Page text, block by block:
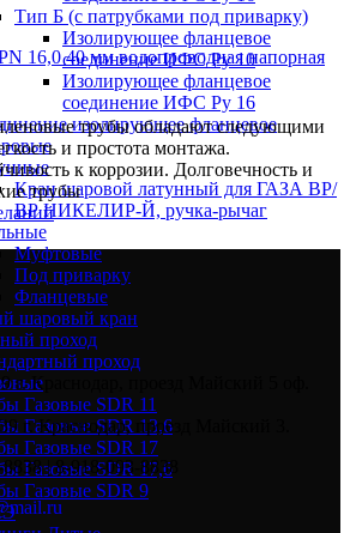
Тип Б (с патрубками под приварку)
Изолирующее фланцевое
соединение ИФС Ру 10
Изолирующее фланцевое
соединение ИФС Ру 16
изолирующее фланцевое
Кран шаровой латунный для ГАЗА ВР/
ВР НИКЕЛИР-Й, ручка-рычаг
Муфтовые
Под приварку
Фланцевые
шаровый кран
проход
проход
Газовые SDR 11
Газовые SDR 13,6
Газовые SDR 17
Газовые SDR 17,6
Газовые SDR 9
16,0 40 мм водопроводная напорная
трубы обладают следующими
и простота монтажа.
к коррозии. Долговечность и
трубы
г. Краснодар, проезд Майский 5 оф.
г. Краснодар, проезд Майский 3.
8838 | 8-918-093-8838